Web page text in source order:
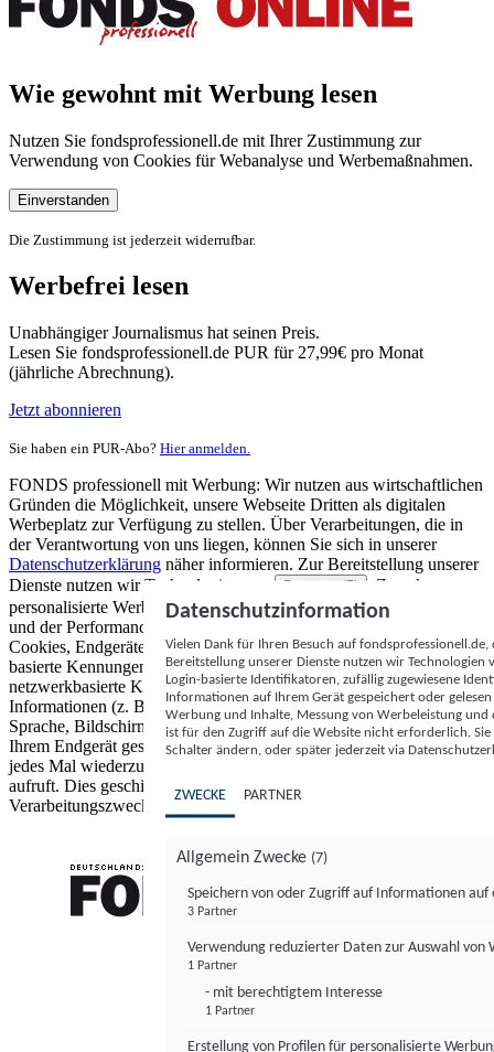
Wie gewohnt mit Werbung lesen
Nutzen Sie fondsprofessionell.de mit Ihrer Zustimmung zur
Verwendung von Cookies für Webanalyse und Werbemaßnahmen.
Einverstanden
Die Zustimmung ist jederzeit widerrufbar.
Werbefrei lesen
Unabhängiger Journalismus hat seinen Preis.
Lesen Sie fondsprofessionell.de PUR für 27,99€ pro Monat
(jährliche Abrechnung).
Jetzt abonnieren
Sie haben ein PUR-Abo? Hier anmelden.
FONDS professionell mit Werbung: Wir nutzen aus wirtschaftlichen
Gründen die Möglichkeit, unsere Webseite Dritten als digitalen
Werbeplatz zur Verfügung zu stellen. Über Verarbeitungen, die in
der Verantwortung von uns liegen, können Sie sich in unserer
Datenschutzerklärung näher informieren. Zur Bereitstellung unserer
Dienste nutzen wir Technologien von
Partnern (5)
. Zwecke:
personalisierte Werbung und Inhalte, Messung von Werbeleistung
und der Performance von Inhalten sowie Zielgruppenforschung.
Cookies, Endgeräte- oder ähnliche Online-Kennungen (z. B. login-
basierte Kennungen, zufällig generierte Kennungen,
netzwerkbasierte Kennungen) können zusammen mit anderen
Informationen (z. B. Browsertyp und Browserinformationen,
Sprache, Bildschirmgröße, unterstützte Technologien usw.) auf
Ihrem Endgerät gespeichert oder von dort ausgelesen werden, um es
jedes Mal wiederzuerkennen, wenn es eine App oder einer Webseite
aufruft. Dies geschieht für einen oder mehrere der hier aufgeführten
Verarbeitungszwecke.
Datenschutzinformation
Vielen Dank für Ihren Besuch auf
Bereitstellung unserer Dienste nutzen wir Technologien
Login-basierte Identifikatoren, zufällig zugewiesene
Informationen auf Ihrem Gerät gespeichert oder
Werbung und Inhalte, Messung von Werbeleistung
ist für den Zugriff auf die Website nicht erforderlich.
Schalter ändern, oder später jederzeit via
ZWECKE PARTNER
Allgemein Zwecke (7)
Speichern von oder Zugriff auf Informationen auf
3 Partner
Verwendung reduzierter Daten zur Auswahl von
1 Partner
- mit berechtigtem Interesse
1 Partner
Erstellung von Profilen für personalisierte
FONDS professionell